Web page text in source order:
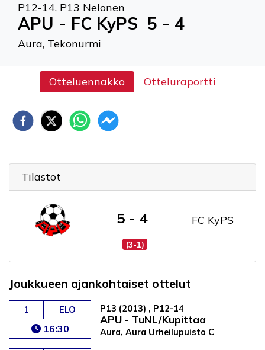
P12-14, P13 Nelonen
APU - FC KyPS 5 - 4
Aura, Tekonurmi
Otteluennakko Otteluraportti
Tilastot
5 - 4 FC KyPS
(3-1)
Joukkueen ajankohtaiset ottelut
1 ELO
16:30
P13 (2013) , P12-14
APU - TuNL/Kupittaa
Aura, Aura Urheilupuisto C